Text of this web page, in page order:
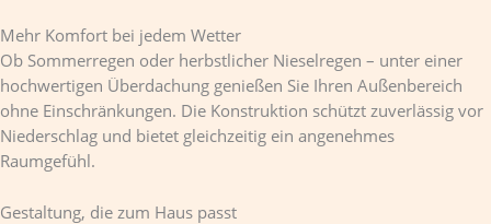
Mehr Komfort bei jedem Wetter
Ob Sommerregen oder herbstlicher Nieselregen – unter einer
hochwertigen Überdachung genießen Sie Ihren Außenbereich
ohne Einschränkungen. Die Konstruktion schützt zuverlässig vor
Niederschlag und bietet gleichzeitig ein angenehmes
Raumgefühl.
Gestaltung, die zum Haus passt